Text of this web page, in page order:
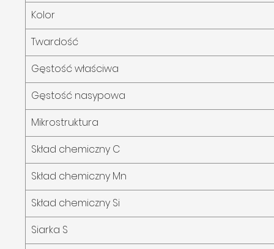
Kolor
Twardość
Gęstość właściwa
Gęstość nasypowa
Mikrostruktura
Skład chemiczny C
Skład chemiczny Mn
Skład chemiczny Si
Siarka S